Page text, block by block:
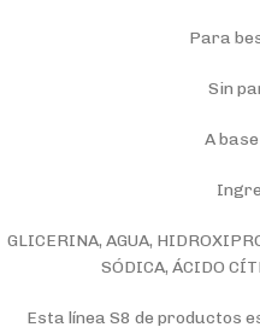
Para
Sin
A base
GLICERINA, AGUA,
SÓDICA, ÁCIDO
Esta línea S8 de productos